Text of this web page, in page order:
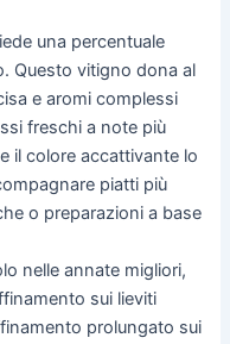
una percentuale
Questo vitigno dona al
e aromi complessi
freschi a note più
il colore accattivante lo
piatti più
o preparazioni a base
nelle annate migliori,
sui lieviti
prolungato sui